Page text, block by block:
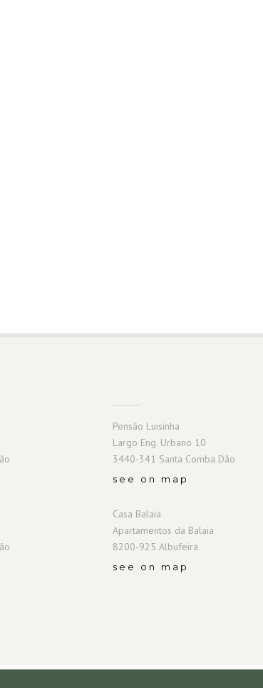
Pensão Luisinha
Largo Eng. Urbano 10
3440-341 Santa Comba Dão
see on map
Casa Balaia
Apartamentos da Balaia
8200-925 Albufeira
see on map